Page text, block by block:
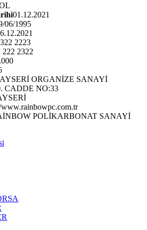
01.12.2021
06/1995
2223
222 2322
ORGANİZE SANAYİ
CADDE NO:33
POLİKARBONAT SANAYİ